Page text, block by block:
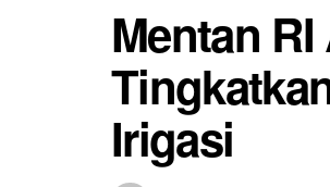
Mentan
Irigasi